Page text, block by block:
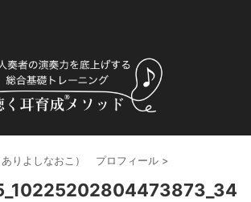
ありよしなおこ） プロフィール >